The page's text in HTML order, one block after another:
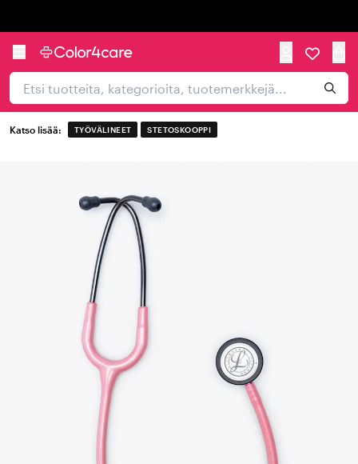
Katso lisää: TYÖVÄLINEET STETOSKOOPPI